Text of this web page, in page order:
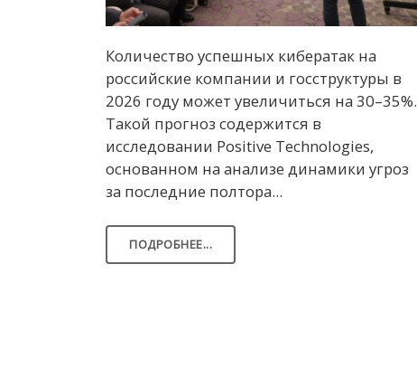
Количество успешных кибератак на
российские компании и госструктуры в
2026 году может увеличиться на 30–35%.
Такой прогноз содержится в
исследовании Positive Technologies,
основанном на анализе динамики угроз
за последние полтора...
ПОДРОБНЕЕ...